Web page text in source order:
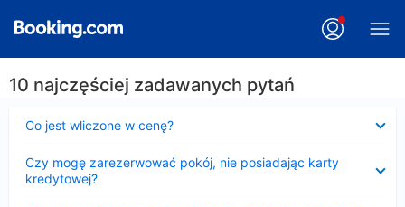
10 najczęściej zadawanych pytań
Co jest wliczone w cenę?
Czy mogę zarezerwować pokój, nie posiadając karty
kredytowej?